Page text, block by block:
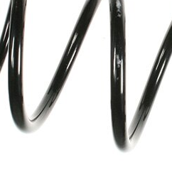
145 mm
SJ
bez
pouzdra